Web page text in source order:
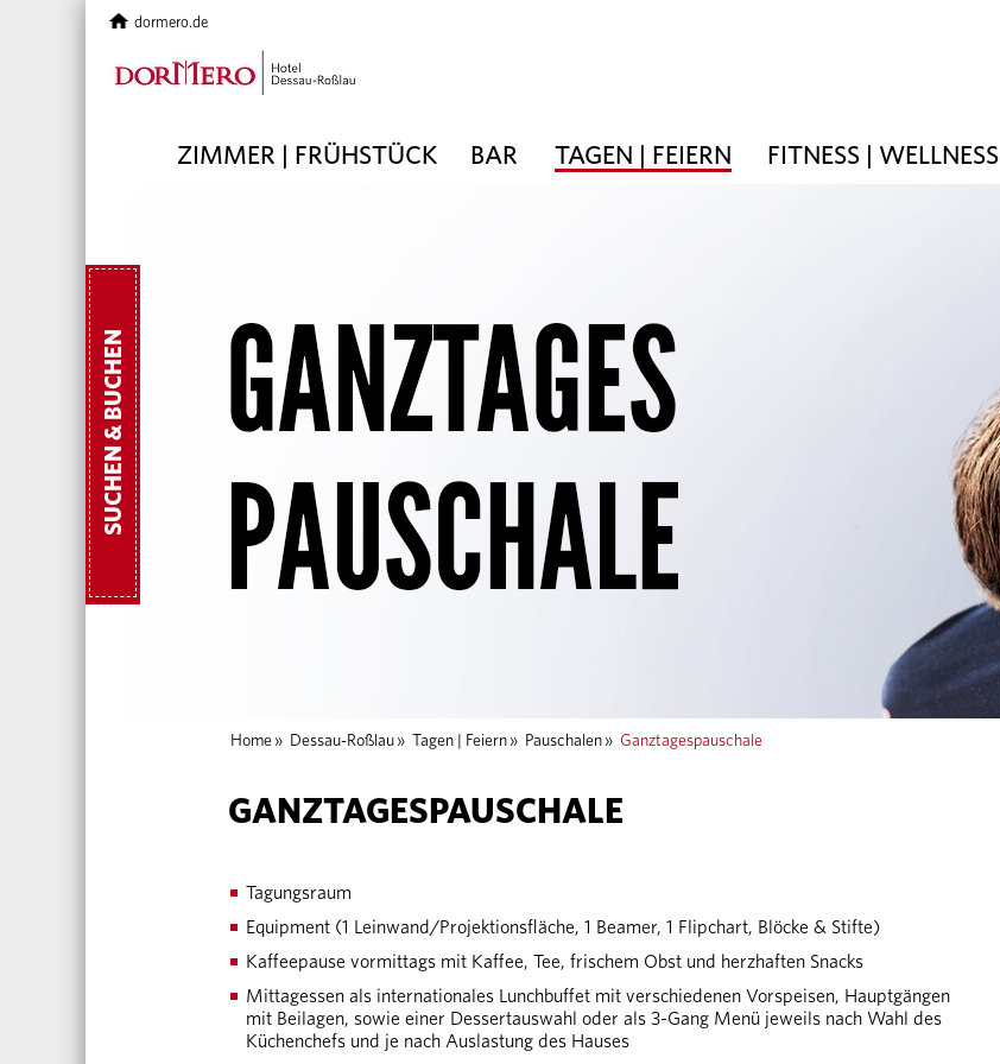
ZIMMER | FRÜHSTÜCK BAR TAGEN | FEIERN FITNESS | WELLNESS
dormero.de
SUCHEN & BUCHEN
Home » Dessau-Roßlau » Tagen | Feiern » Pauschalen » Ganztagespauschale
GANZTAGESPAUSCHALE
Tagungsraum
Equipment (1 Leinwand/Projektionsfläche, 1 Beamer, 1 Flipchart, Blöcke & Stifte)
Kaffeepause vormittags mit Kaffee, Tee, frischem Obst und herzhaften Snacks
Mittagessen als internationales Lunchbuffet mit verschiedenen Vorspeisen, Hauptgängen
mit Beilagen, sowie einer Dessertauswahl oder als 3-Gang Menü jeweils nach Wahl des
Küchenchefs und je nach Auslastung des Hauses